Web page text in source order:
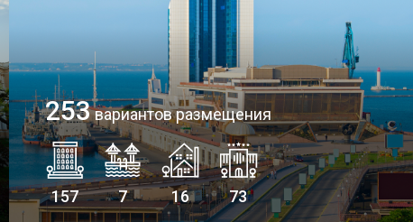
253вариантов размещения
157 7 16 73